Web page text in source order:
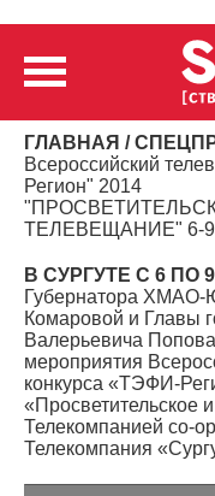
ГЛАВНАЯ /
Всероссийский
Регион" 2014
ТЕЛЕВЕЩАНИЕ" 6-9
В СУРГУТЕ С 6 ПО
Губернатора
Комаровой и Главы
Валерьевича
мероприятия
конкурса «ТЭФИ-
«Просветительское
Телекомпанией со-
Телекомпания